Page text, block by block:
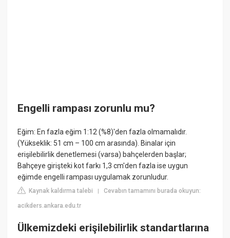
Engelli rampası zorunlu mu?
Eğim: En fazla eğim 1:12 (%8)'den fazla olmamalıdır.
(Yükseklik: 51 cm – 100 cm arasında). Binalar için
erişilebilirlik denetlemesi (varsa) bahçelerden başlar;
Bahçeye girişteki kot farkı 1,3 cm'den fazla ise uygun
eğimde engelli rampası uygulamak zorunludur.
Kaynak kaldırma talebi |Cevabın tamamını burada okuyun:
acikders.ankara.edu.tr
Ülkemizdeki erişilebilirlik standartlarına